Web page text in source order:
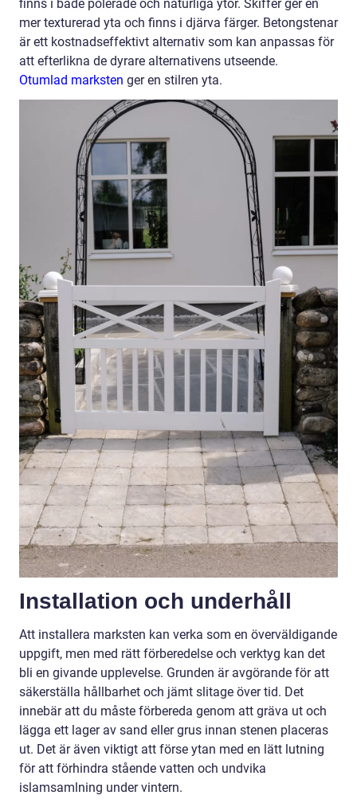
finns i både polerade och naturliga ytor. Skiffer ger en
mer texturerad yta och finns i djärva färger. Betongstenar
är ett kostnadseffektivt alternativ som kan anpassas för
att efterlikna de dyrare alternativens utseende.
Otumlad marksten ger en stilren yta.
Installation och underhåll
Att installera marksten kan verka som en överväldigande
uppgift, men med rätt förberedelse och verktyg kan det
bli en givande upplevelse. Grunden är avgörande för att
säkerställa hållbarhet och jämt slitage över tid. Det
innebär att du måste förbereda genom att gräva ut och
lägga ett lager av sand eller grus innan stenen placeras
ut. Det är även viktigt att förse ytan med en lätt lutning
för att förhindra stående vatten och undvika
islamsamlning under vintern.